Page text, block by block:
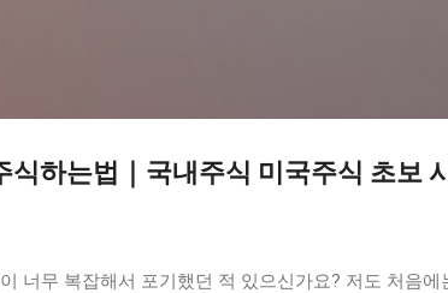
식하는법｜국내주식 미국주식 초보
너무 복잡해서 포기했던 적 있으신가요? 저도 처음에